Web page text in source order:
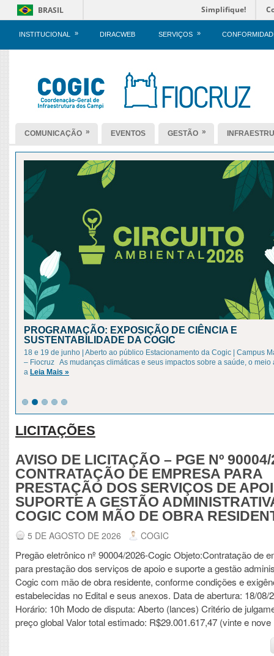
BRASIL Simplifique!
INSTITUCIONAL » DIRACWEB SERVIÇOS »
COMUNICAÇÃO » EVENTOS GESTÃO »
PROGRAMAÇÃO: EXPOSIÇÃO DE CIÊNCIA E
SUSTENTABILIDADE DA COGIC
18 e 19 de junho | Aberto ao público Estacionamento da Cogic | Campus
– Fiocruz As mudanças climáticas e seus impactos sobre a saúde, o meio
a Leia Mais »
LICITAÇÕES
AVISO DE LICITAÇÃO – PGE Nº
CONTRATAÇÃO DE EMPRESA PARA
PRESTAÇÃO DOS SERVIÇOS DE
SUPORTE A GESTÃO
COGIC COM MÃO DE OBRA
5 DE AGOSTO DE 2026 COGIC
Pregão eletrônico nº 90004/2026-Cogic Objeto:Contratação de
para prestação dos serviços de apoio e suporte a gestão
Cogic com mão de obra residente, conforme condições e
estabelecidas no Edital e seus anexos. Data de abertura: 18/08/
Horário: 10h Modo de disputa: Aberto (lances) Critério de
preço global Valor total estimado: R$29.001.617,47 (vinte e